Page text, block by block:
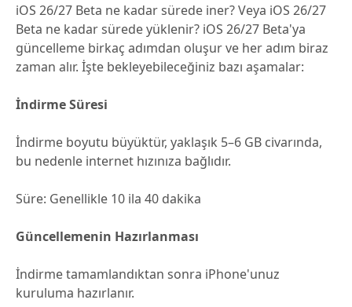
iOS 26/27 Beta ne kadar sürede iner? Veya iOS 26/27
Beta ne kadar sürede yüklenir? iOS 26/27 Beta'ya
güncelleme birkaç adımdan oluşur ve her adım biraz
zaman alır. İşte bekleyebileceğiniz bazı aşamalar:
İndirme Süresi
İndirme boyutu büyüktür, yaklaşık 5–6 GB civarında,
bu nedenle internet hızınıza bağlıdır.
Süre: Genellikle 10 ila 40 dakika
Güncellemenin Hazırlanması
İndirme tamamlandıktan sonra iPhone'unuz
kuruluma hazırlanır.